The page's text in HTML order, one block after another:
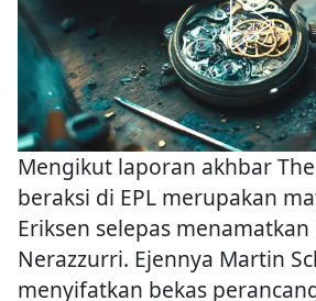
Mengikut laporan akhbar
beraksi di EPL merupakan
Eriksen selepas
Nerazzurri. Ejennya Martin
menyifatkan bekas